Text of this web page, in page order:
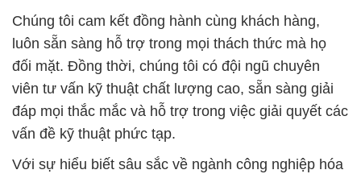
Chúng tôi cam kết đồng hành cùng khách hàng,
luôn sẵn sàng hỗ trợ trong mọi thách thức mà họ
đối mặt. Đồng thời, chúng tôi có đội ngũ chuyên
viên tư vấn kỹ thuật chất lượng cao, sẵn sàng giải
đáp mọi thắc mắc và hỗ trợ trong việc giải quyết các
vấn đề kỹ thuật phức tạp.
Với sự hiểu biết sâu sắc về ngành công nghiệp hóa